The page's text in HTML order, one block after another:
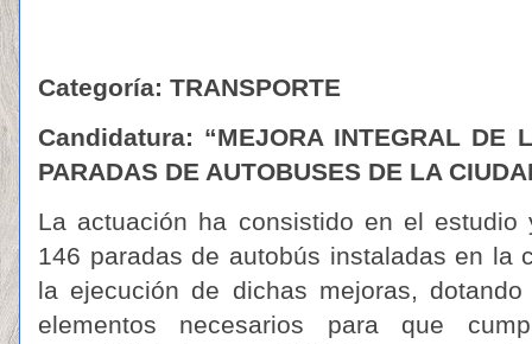
Categoría: TRANSPORTE
Candidatura: “MEJORA INTEGRAL DE
PARADAS DE AUTOBUSES DE LA
La actuación ha consistido en el estudio
146 paradas de autobús instaladas en la
la ejecución de dichas mejoras,
elementos necesarios para que